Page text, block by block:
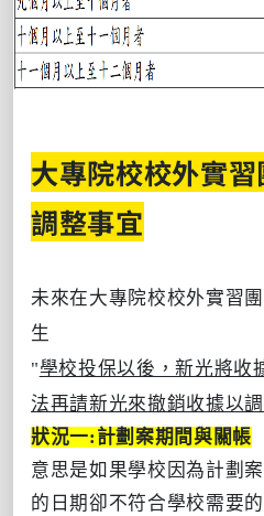
大專院校校外實
調整事宜
未來在大專院校校外實習
生
"學校投保以後，新光將收
法再請新光來撤銷收據以
狀況一:計劃案期間與關帳
意思是如果學校因為計劃
的日期卻不符合學校需要